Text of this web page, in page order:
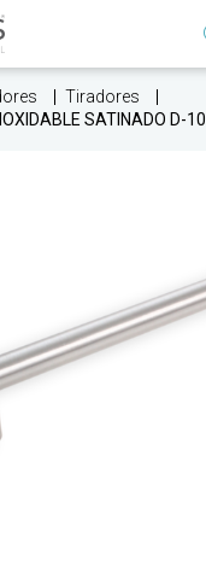
Tiradores
SATINADO D-10